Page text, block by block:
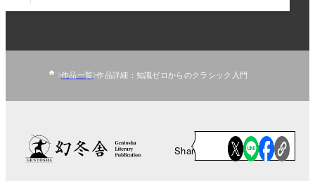
作品一覧 作品詳細：知識ゼロからのクラシック入門
Share